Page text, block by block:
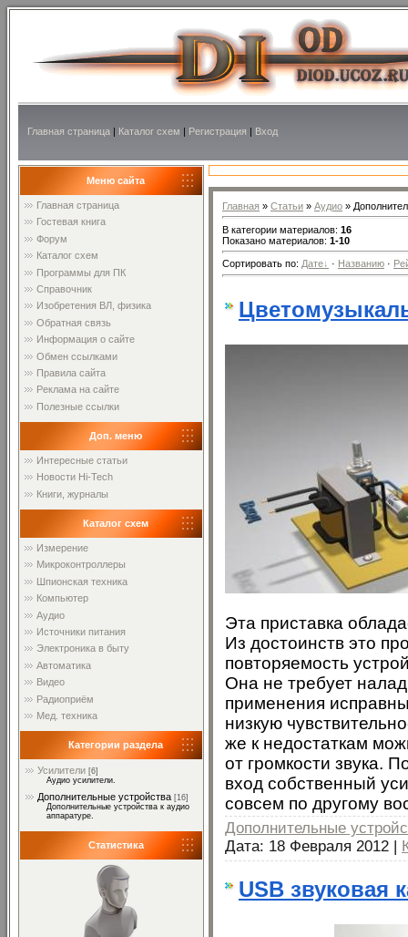
Главная страница | Каталог схем | Регистрация | Вход
Меню сайта
Главная страница
Гостевая книга
Форум
Каталог схем
Программы для ПК
Справочник
Изобретения ВЛ, физика
Обратная связь
Информация о сайте
Обмен ссылками
Правила сайта
Реклама на сайте
Полезные ссылки
Доп. меню
Интересные статьи
Новости Hi-Tech
Книги, журналы
Каталог схем
Измерение
Микроконтроллеры
Шпионская техника
Компьютер
Аудио
Источники питания
Электроника в быту
Автоматика
Видео
Радиоприём
Мед. техника
Категории раздела
Усилители [6]
Аудио усилители.
Дополнительные устройства [16]
Дополнительные устройства к аудио
аппаратуре.
Статистика
Главная » Статьи » Аудио »
В категории материалов: 16
Показано материалов: 1-10
Сортировать по: Дате · Названию ·
Эта приставка
Из достоинств это
повторяемость
Она не требует
применения
низкую
же к недостаткам
от громкости звука.
вход собственный
совсем по другому
Дополнительные
Дата: 18 Февраля 2012 |
USB звуковая